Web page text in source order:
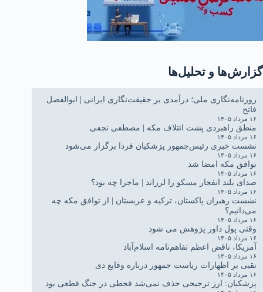
گزارش‌ها و تحلیل‌ها
روزنامه‌نگاری ملی؛ درآمدی بر حقیقت‌نگاری ایرانی | ابوالفضل
فاتح
۱۶ مرداد ۱۴۰۵
منطق راهبردی پشت ائتلاف مکه | مصطفی نجفی
۱۶ مرداد ۱۴۰۵
نشست خبری رئیس‌جمهور پزشکیان فردا برگزار می‌شود
۱۶ مرداد ۱۴۰۵
توافق مکه امضا شد
۱۶ مرداد ۱۴۰۵
صدای بلند انفجار مسکو را لرزاند | ماجرا چه بود؟
۱۶ مرداد ۱۴۰۵
نشست رهبران پاکستان، ترکیه و عربستان | از توافق مکه چه
می‌دانیم؟
۱۶ مرداد ۱۴۰۵
وقتی پول داور پژوهش می شود
۱۶ مرداد ۱۴۰۵
آمریکا، ناقض اعظم تفاهم‌نامه اسلام‌آباد
۱۶ مرداد ۱۴۰۵
نقبی بر اظهارات ریاست جمهور درباره وقایع دی
۱۶ مرداد ۱۴۰۵
پزشکیان: ارز ترجیحی حذف نمی‌شد قحطی در جنگ قطعی بود